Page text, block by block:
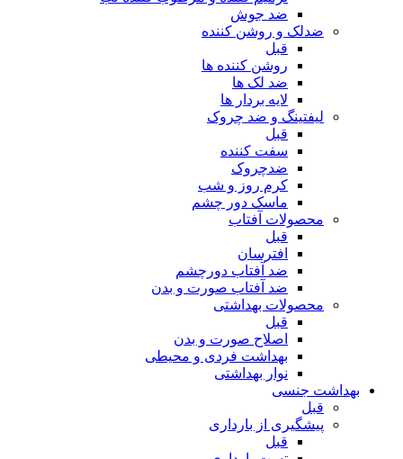
ضد جوش
ضدلک و روشن کننده
قبل
روشن کننده ها
ضد لک ها
لایه بردار ها
لیفتینگ و ضد چروک
قبل
سفت کننده
ضدچروک
کرم روز و شب
ماسک دور چشم
محصولات آفتاب
قبل
افترسان
ضد آفتاب دورچشم
ضد آفتاب صورت و بدن
محصولات بهداشتی
قبل
اصلاح صورت و بدن
بهداشت فردی و محیطی
نوار بهداشتی
بهداشت جنسی
قبل
پیشگیری از بارداری
قبل